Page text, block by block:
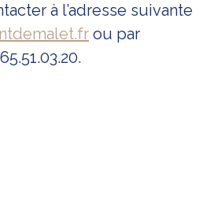
à l’adresse suivante
ou par